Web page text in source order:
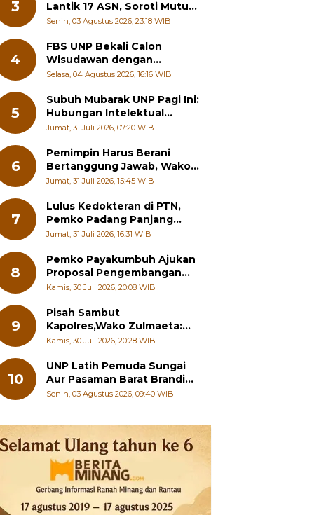
3
Lantik 17 ASN, Soroti Mutu
Sekolah hingga Pelayanan
Senin, 03 Agustus 2026, 23:18 WIB
4
FBS UNP Bekali Calon
Wisudawan dengan
Wawasan Karier Global dan
Selasa, 04 Agustus 2026, 16:16 WIB
5
Subuh Mubarak UNP Pagi Ini:
Hubungan Intelektual
dengan Etos Kerja
Jumat, 31 Juli 2026, 07:20 WIB
6
Pemimpin Harus Berani
Bertanggung Jawab, Wako
Padang Panjang Buka
Pelajar
Jumat, 31 Juli 2026, 15:45 WIB
7
Lulus Kedokteran di PTN,
Pemko Padang Panjang
Siapkan Beasiswa Penuh
Jumat, 31 Juli 2026, 16:31 WIB
8
Pemko Payakumbuh Ajukan
Proposal Pengembangan
RSUD dr. Adnaan WD
Kesehatan
Kamis, 30 Juli 2026, 20:08 WIB
9
Pisah Sambut
Kapolres,Wako Zulmaeta:
Sinergi Pemko dan Polres
Pembangunan
Kamis, 30 Juli 2026, 20:28 WIB
10
UNP Latih Pemuda Sungai
Aur Pasaman Barat Branding
Wisata Beringin
Senin, 03 Agustus 2026, 09:40 WIB